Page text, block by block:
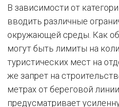
В зависимости от
вводить различные
окружающей среды. Как
могут быть лимиты на
туристических мест на
же запрет на
метрах от береговой
предусматривает